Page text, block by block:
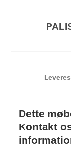
Dette
Kontakt